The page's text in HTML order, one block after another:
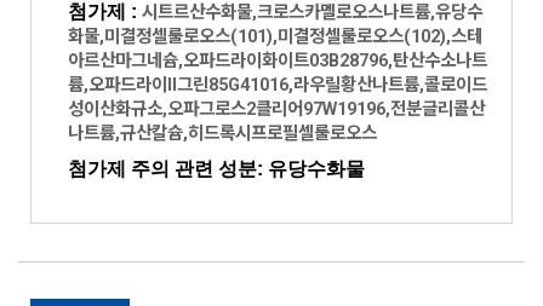
첨가제 : 시트르산수화물,크로스카멜로오스나트륨,유당수
화물,미결정셀룰로오스(101),미결정셀룰로오스(102),스테
아르산마그네슘,오파드라이화이트03B28796,탄산수소나트
륨,오파드라이II그린85G41016,라우릴황산나트륨,콜로이드
성이산화규소,오파그로스2클리어97W19196,전분글리콜산
나트륨,규산칼슘,히드록시프로필셀룰로오스
첨가제 주의 관련 성분: 유당수화물